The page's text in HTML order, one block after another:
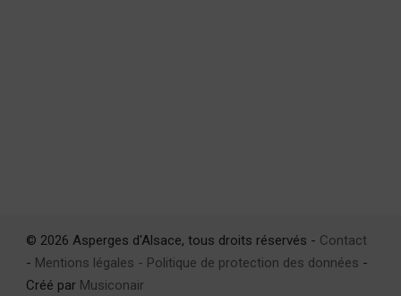
© 2026 Asperges d'Alsace, tous droits réservés - Contact
- Mentions légales - Politique de protection des données -
Créé par Musiconair